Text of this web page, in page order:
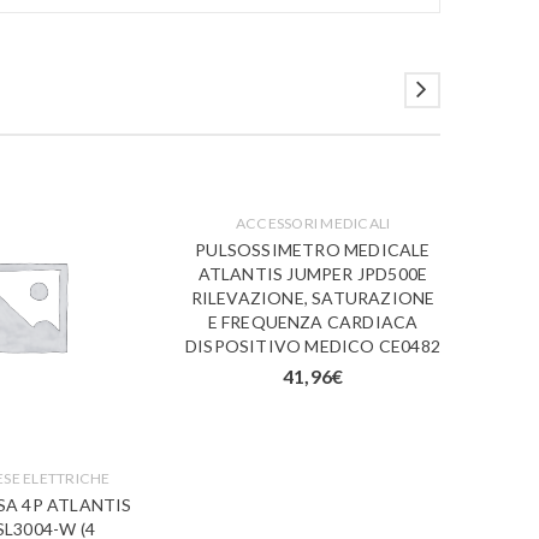
ELETTRICHE
4P ATLANTIS
W (4
ACCESSORI MEDICALI
PULSOSSIMETRO MEDICALE
ATLANTIS JUMPER JPD500E
RILEVAZIONE, SATURAZIONE
E FREQUENZA CARDIACA
DISPOSITIVO MEDICO CE0482
41,96€